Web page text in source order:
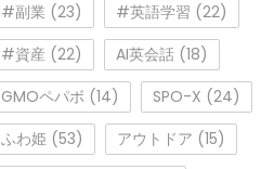
#副業 (23) #英語学習 (22)
#資産 (22) AI英会話 (18)
GMOペパボ (14) SPO-X (24)
ふわ姫 (53) アウトドア (15)